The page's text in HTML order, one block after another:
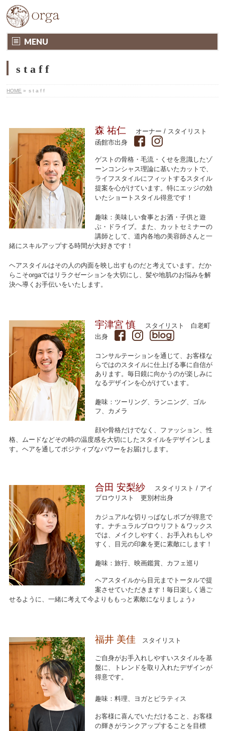
MENU
s t a f f
HOME » s t a f f
森 祐仁
オーナー / スタイリスト
函館市出身
ゲストの骨格・毛流・くせを意識したゾ
ーンコンシャス理論に基いたカットで、
ライフスタイルにフィットするスタイル
提案を心がけています。特にエッジの効
いたショートスタイル得意です！
趣味：美味しい食事とお酒・子供と遊
ぶ・ドライブ。また、カットセミナーの
講師として、道内各地の美容師さんと一
緒にスキルアップする時間が大好きです！
ヘアスタイルはその人の内面を映し出すものだと考えています。だか
らこそorgaではリラクゼーションを大切にし、髪や地肌のお悩みを解
決へ導くお手伝いをいたします。
宇津宮 慎 スタイリスト 白老町
出身
コンサルテーションを通じて、お客様な
らではのスタイルに仕上げる事に自信が
あります。毎日鏡に向かうのが楽しみに
なるデザインを心がけています。
趣味：ツーリング、ランニング、ゴル
フ、カメラ
顔や骨格だけでなく、ファッション、性
格、ムードなどその時の温度感を大切にしたスタイルをデザインしま
す。ヘアを通してポジティブなパワーをお届けします。
合田 安梨紗
スタイリスト / アイ
ブロウリスト 更別村出身
カジュアルな切りっぱなしボブが得意で
す。ナチュラルブロウリフト＆ワックス
では、メイクしやすく、お手入れもしや
すく、目元の印象を更に素敵にします！
趣味：旅行、映画鑑賞、カフェ巡り
ヘアスタイルから目元までトータルで提
案させていただきます！毎日楽しく過ご
せるように、一緒に考えて今よりももっと素敵になりましょう♪
福井 美佳 スタイリスト
ご自身がお手入れしやすいスタイルを基
盤に、トレンドを取り入れたデザインが
得意です。
趣味：料理、ヨガとピラティス
お客様に喜んでいただけること、お客様
の輝きがランクアップすることを目標